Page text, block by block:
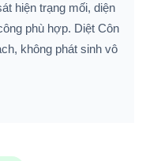
hiện trạng mối, diện
phù hợp. Diệt Côn
không phát sinh vô